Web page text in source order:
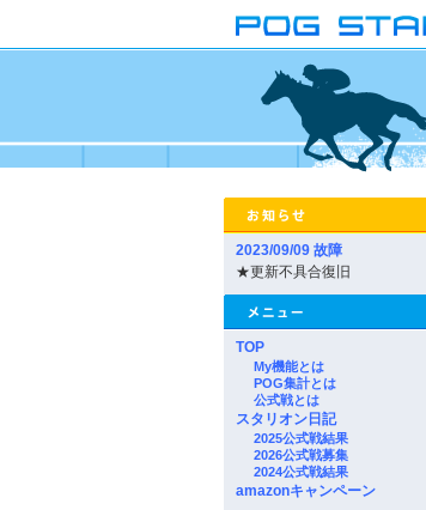
2023/09/09 故障
★更新不具合復旧
TOP
My機能とは
POG集計とは
公式戦とは
スタリオン日記
2025公式戦結果
2026公式戦募集
2024公式戦結果
amazonキャンペーン